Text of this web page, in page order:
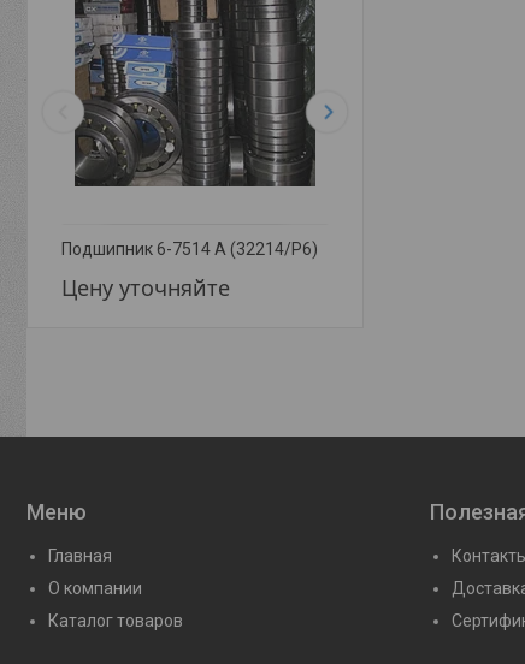
Подшипник 6-7514 А (32214/Р6)
Цену уточняйте
Меню
Главная
О компании
Каталог товаров